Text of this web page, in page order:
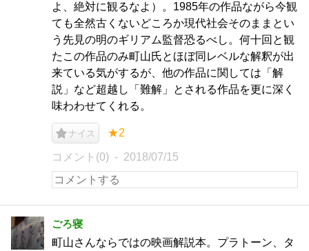
よ、絶対に観るなよ）。1985年の作品ながら今観
ても全然古くないどころか現代社会そのままとい
う先見の明のギリアム監督恐るべし。何十回と観
たこの作品のみ町山氏とほぼ同レベルな解釈が出
来ている気がするが、他の作品に関しては「解
説」など超越し「難解」とされる作品を更に深く
味わわせてくれる。
ナイス ★2
コメント(0) 2018/07/15
ごろ寝
町山さんならではの映画解説本。プラトーン、タ